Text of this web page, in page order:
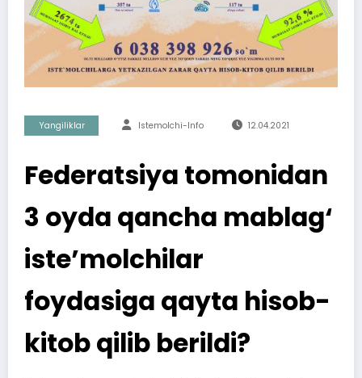
Yangiliklar Istemolchi-Info 12.04.2021
Federatsiya tomonidan
3 oyda qancha mablag‘
iste’molchilar
foydasiga qayta hisob-
kitob qilib berildi?